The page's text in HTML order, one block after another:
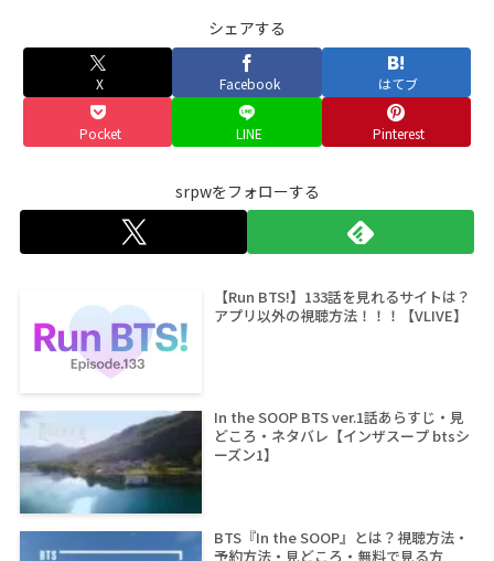
シェアする
X Facebook はてブ
Pocket LINE Pinterest
srpwをフォローする
【Run BTS!】133話を見れるサイトは？
アプリ以外の視聴方法！！！【VLIVE】
In the SOOP BTS ver.1話あらすじ・見
どころ・ネタバレ【インザスープ btsシ
ーズン1】
BTS『In the SOOP』とは？視聴方法・
予約方法・見どころ・無料で見る方